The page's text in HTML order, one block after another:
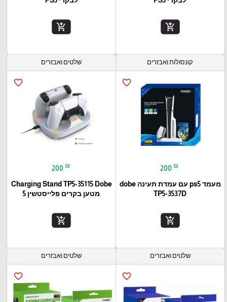
add_shopping_cart
add_shopping_cart
קונסולות ואבזרים
favorite_border
200 ₪
מעמד ps5 עם עמדת תעינה dobe
TP5-3537D
add_shopping_cart
שלטים ואבזרים
favorite_border
200 ₪
Charging Stand TP5-35115 Dobe
מטען בקרים פלייסטשין 5
add_shopping_cart
שלטים ואבזרים
favorite_border
שלטים ואבזרים
favorite_border